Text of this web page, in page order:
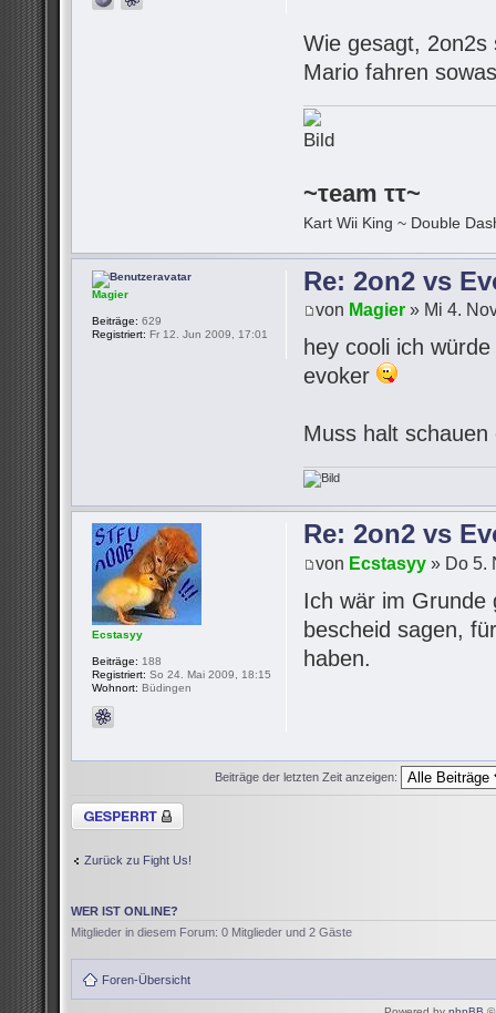
Wie gesagt, 2on2s
Mario fahren
~τeam ττ~
Kart Wii King ~ Double
Re: 2on2 vs
von Magier » Mi 4.
hey cooli ich
evoker
Muss halt
Magier
Beiträge: 629
Registriert: Fr 12. Jun 2009, 17:01
Re: 2on2 vs
von Ecstasyy » Do 5.
Ich wär im Grunde
bescheid sagen,
haben.
Ecstasyy
Beiträge: 188
Registriert: So 24. Mai 2009, 18:15
Wohnort: Büdingen
Beiträge der letzten Zeit anzeigen:
Thema gesperrt
Zurück zu Fight Us!
WER IST ONLINE?
Mitglieder in diesem Forum: 0 Mitglieder und 2 Gäste
Foren-Übersicht